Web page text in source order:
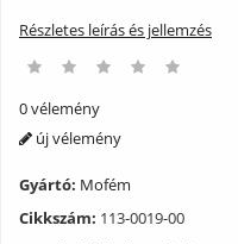
Részletes leírás és jellemzés
0 vélemény
új vélemény
Gyártó: Mofém
Cikkszám: 113-0019-00